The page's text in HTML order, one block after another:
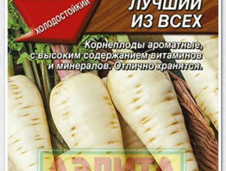
Оптовикам